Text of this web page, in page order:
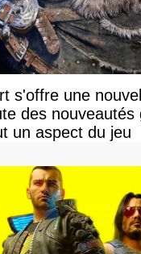
s'offre une
des nouveautés
un aspect du jeu